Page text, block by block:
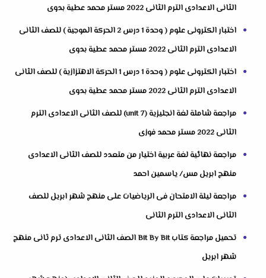
الثانى الاعدادى الترم الثانى 2022 مستر محمد عطية بدوى
اختبار الكترونى علوم ( وحدة 1 درس 2 الحركة الموجية ) للصف الثانى
الاعدادى الترم الثانى 2022 مستر محمد عطية بدوى
اختبار الكترونى علوم ( وحدة 1 درس 1 الحركة الاهتزازية ) للصف الثانى
الاعدادى الترم الثانى 2022 مستر محمد عطية بدوى
مراجعة شاملة لغة انجليزية (unit 7) للصف الثانى الاعدادى الترم
الثانى 2022 مستر محمد فوزى
مراجعة نهائية لغة عربية اختيار من متعدد للصف الثانى الاعدادى
منهج ابريل مس/ ياسمين احمد
مراجعة ليلة الامتحان فى الرياضيات على منهج شهر ابريل للصف
الثانى الاعدادى الترم الثانى
تحميل مراجعة كتاب Bit By Bit الصف الثانى الاعدادى ترم ثانى منهج
شهر ابريل